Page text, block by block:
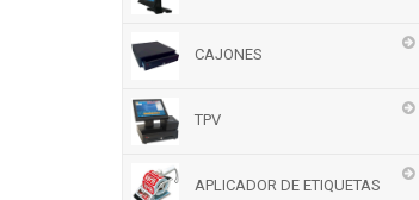
CAJONES
TPV
APLICADOR DE ETIQUETAS